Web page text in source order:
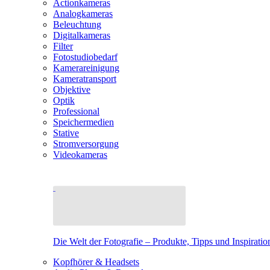
Actionkameras
Analogkameras
Beleuchtung
Digitalkameras
Filter
Fotostudiobedarf
Kamerareinigung
Kameratransport
Objektive
Optik
Professional
Speichermedien
Stative
Stromversorgung
Videokameras
Die Welt der Fotografie – Produkte, Tipps und
Kopfhörer & Headsets